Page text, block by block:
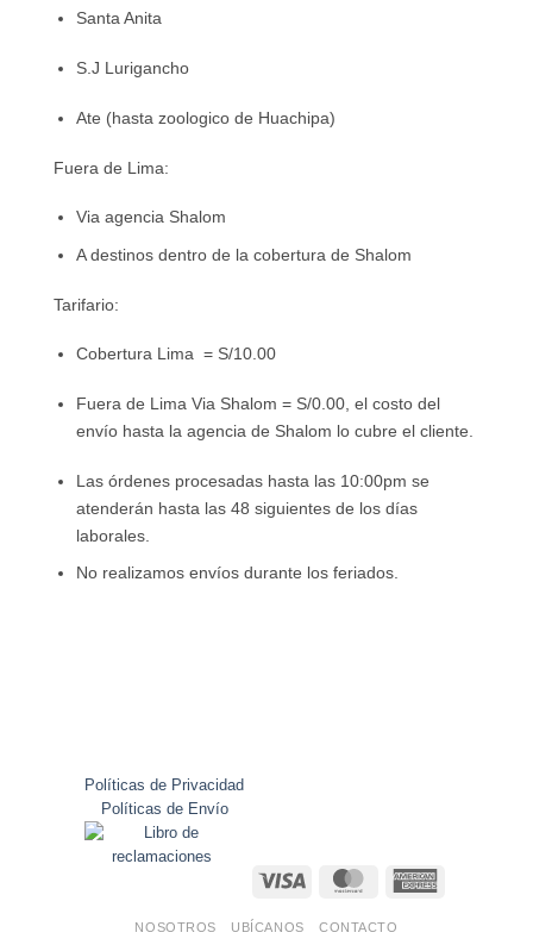
Santa Anita
S.J Lurigancho
Ate (hasta zoologico de Huachipa)
Fuera de Lima:
Via agencia Shalom
A destinos dentro de la cobertura de Shalom
Tarifario:
Cobertura Lima = S/10.00
Fuera de Lima Via Shalom = S/0.00, el costo del
envío hasta la agencia de Shalom lo cubre el cliente.
Las órdenes procesadas hasta las 10:00pm se
atenderán hasta las 48 siguientes de los días
laborales.
No realizamos envíos durante los feriados.
Políticas de Privacidad
Políticas de Envío
Visa MasterCard
NOSOTROS UBÍCANOS CONTACTO